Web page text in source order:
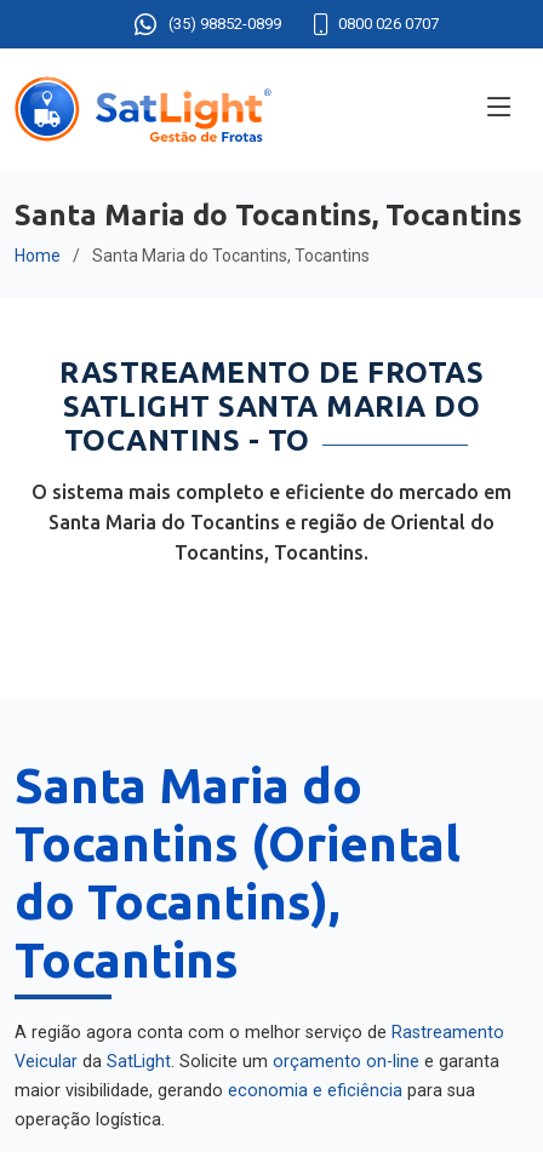
(35) 98852-0899 0800 026 0707
Santa Maria do Tocantins, Tocantins
Home Santa Maria do Tocantins, Tocantins
RASTREAMENTO DE FROTAS
SATLIGHT SANTA MARIA DO
TOCANTINS - TO
O sistema mais completo e eficiente do mercado em
Santa Maria do Tocantins e região de Oriental do
Tocantins, Tocantins.
Santa Maria do
Tocantins (Oriental
do Tocantins),
Tocantins
A região agora conta com o melhor serviço de Rastreamento
Veicular da SatLight. Solicite um orçamento on-line e garanta
maior visibilidade, gerando economia e eficiência para sua
operação logística.